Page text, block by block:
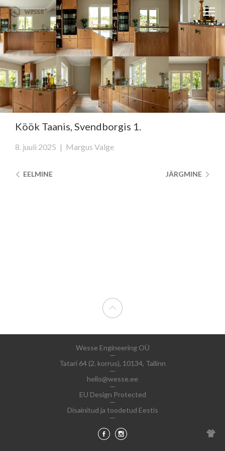
Close
EST
WESSE DISAIN
PARTNERITE DISAIN
TEHNIKA
Köök Taanis, Svendborgis 1.
8. juuli 2025 | Margus Valge
JÄRGMINE
EELMINE
Wesse Engineering OÜ
Tatari 64 (2. korrus), 10134, Tallinn
hello@wesse.ee
EU Design Protected
Disainitud ja toodetud Eestis